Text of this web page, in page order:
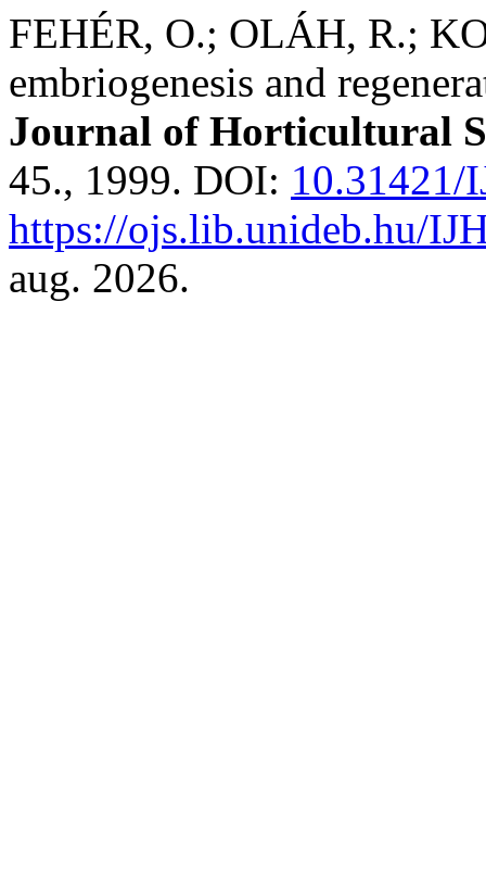
FEHÉR, O.; OLÁH, R.;
embriogenesis and
Journal of Horticultural
45., 1999. DOI: 10.31421/
https://ojs.lib.unideb.hu/
aug. 2026.